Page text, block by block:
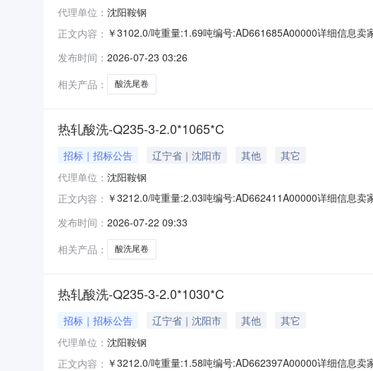
代理单位： 沈阳鞍钢
正文内容： ￥3102.0/吨重量:1.69吨编号:AD661685A00000详细信息
准:ATQ350.2-20库位:B3-13-7仓库:鞍山第一轧钢销售有限
求产线名称:冷轧1#线锌层重量代码描述:上表面锌层重量:0.0
发布时间： 2026-07-23 03:26
相关产品：
酸洗尾卷
热轧酸洗-Q235-3-2.0*1065*C
招标｜招标公告 辽宁省｜沈阳市 其他
其它
代理单位： 沈阳鞍钢
正文内容： ￥3212.0/吨重量:2.03吨编号:AD662411A00000详细信息
产线名称:冷轧1#线锌层重量代码描述:上表面锌层重量:0.0下
发布时间： 2026-07-22 09:33
相关产品：
酸洗尾卷
热轧酸洗-Q235-3-2.0*1030*C
招标｜招标公告 辽宁省｜沈阳市 其他
其它
代理单位： 沈阳鞍钢
正文内容： ￥3212.0/吨重量:1.58吨编号:AD662397A00000详细信息